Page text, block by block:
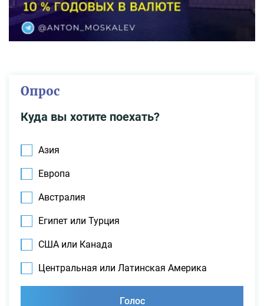
Опрос
Куда вы хотите поехать?
Азия
Европа
Австралия
Египет или Турция
США или Канада
Центральная или Латинская Америка